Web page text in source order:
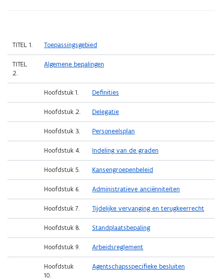
algemene
bepalingen
TITEL 1. Toepassingsgebied
TITEL
2.
Algemene bepalingen
Hoofdstuk 1. Definities
Hoofdstuk 2. Delegatie
Hoofdstuk 3. Personeelsplan
Hoofdstuk 4. Indeling van de graden
Hoofdstuk 5. Kansengroepenbeleid
Hoofdstuk 6. Administratieve anciënniteiten
Hoofdstuk 7. Tijdelijke vervanging en terugkeerrecht
Hoofdstuk 8. Standplaatsbepaling
Hoofdstuk 9. Arbeidsreglement
Hoofdstuk
10.
Agentschapsspecifieke besluiten